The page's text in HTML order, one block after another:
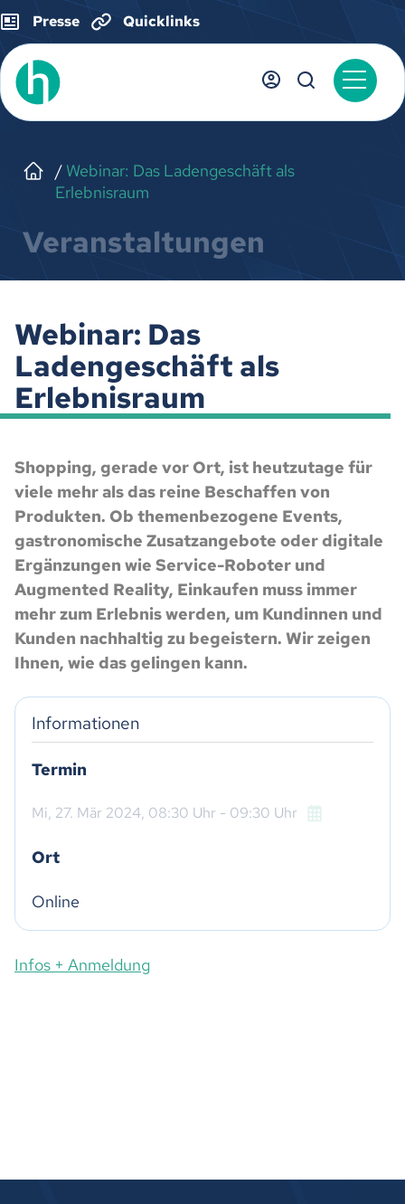
Presse Quicklinks
Webinar: Das Ladengeschäft als
Erlebnisraum
Veranstaltungen
Webinar: Das
Ladengeschäft als
Erlebnisraum
Shopping, gerade vor Ort, ist heutzutage für
viele mehr als das reine Beschaffen von
Produkten. Ob themenbezogene Events,
gastronomische Zusatzangebote oder digitale
Ergänzungen wie Service-Roboter und
Augmented Reality, Einkaufen muss immer
mehr zum Erlebnis werden, um Kundinnen und
Kunden nachhaltig zu begeistern. Wir zeigen
Ihnen, wie das gelingen kann.
Infos + Anmeldung
Informationen
Termin
Mi, 27. Mär 2024, 08:30 Uhr - 09:30 Uhr
Ort
Online